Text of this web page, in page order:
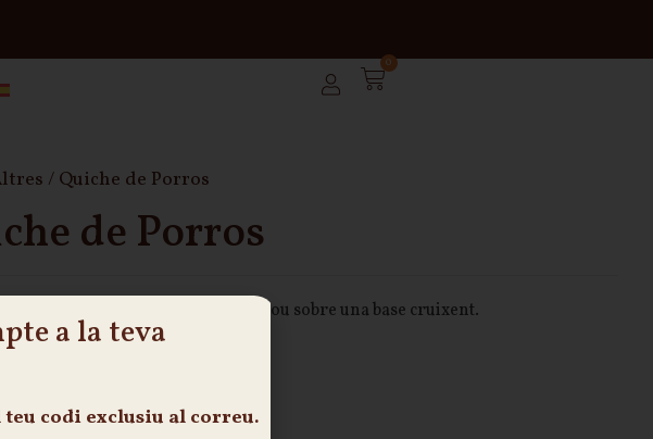
0
/ Quiche de Porros
de Porros
clàssica i deliciosa amb porros i ou sobre una base cruixent.
de preparació: 48h
a la teva
teu codi exclusiu al correu.